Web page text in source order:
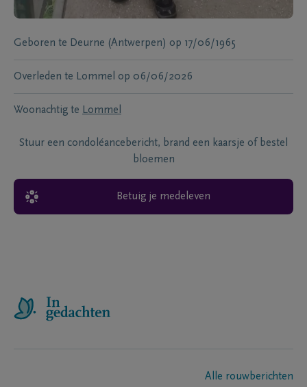
Geboren te Deurne (Antwerpen) op 17/06/1965
Overleden te Lommel op 06/06/2026
Woonachtig te Lommel
Stuur een condoléancebericht, brand een kaarsje of bestel
bloemen
Betuig je medeleven
Alle rouwberichten